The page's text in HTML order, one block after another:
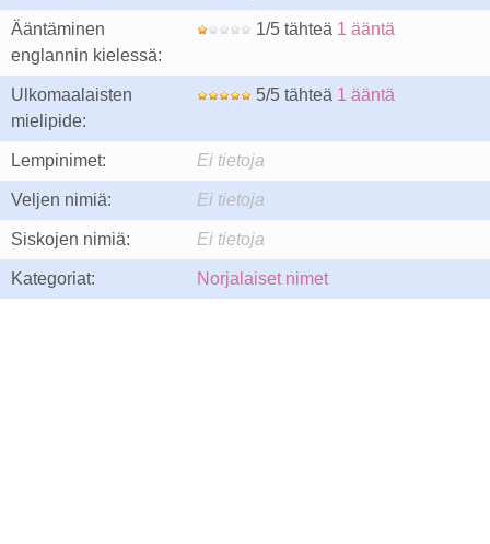
Ääntäminen
englannin kielessä:
1/5 tähteä 1 ääntä
Ulkomaalaisten
mielipide:
5/5 tähteä 1 ääntä
Lempinimet: Ei tietoja
Veljen nimiä: Ei tietoja
Siskojen nimiä: Ei tietoja
Kategoriat: Norjalaiset nimet